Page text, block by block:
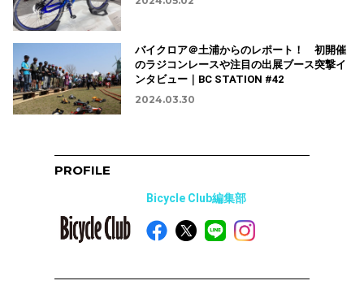
バイクロア＠土浦からのレポート！ 初開催
のラジコンレースや注目の出展ブース突撃イ
ンタビュー｜BC STATION #42
2024.03.30
PROFILE
Bicycle Club編集部